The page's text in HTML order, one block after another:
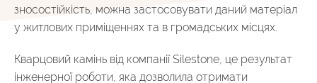
зносостійкість, можна застосовувати даний матеріал
у житлових приміщеннях та в громадських місцях.
Кварцовий камінь від компанії Silestone, це результат
інженерної роботи, яка дозволила отримати